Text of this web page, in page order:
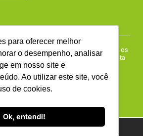
para oferecer melhor
o desempenho, analisar
em nosso site e
Ao utilizar este site, você
de cookies.
Ok, entendi!
Revista Campo & Negócios. Todos os
a reprodução do conteúdo desta
de comunicação, eletrônico ou
escrita da Campo & Negócios.